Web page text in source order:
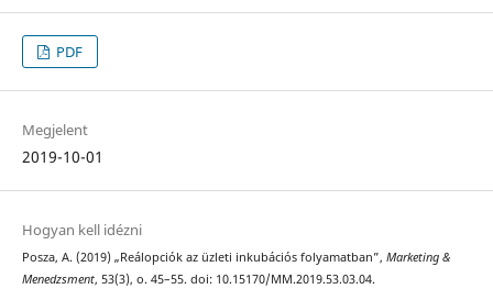
PDF
Megjelent
2019-10-01
Hogyan kell idézni
Posza, A. (2019) „Reálopciók az üzleti inkubációs folyamatban”, Marketing &
Menedzsment, 53(3), o. 45–55. doi: 10.15170/MM.2019.53.03.04.